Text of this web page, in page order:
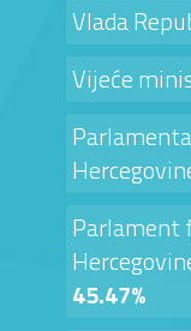
Vlada
Vijeće
Parlament
45.47%